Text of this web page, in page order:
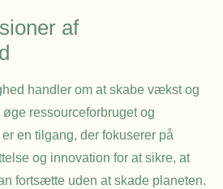
af
handler om at skabe vækst og
ressourceforbruget og
en tilgang, der fokuserer på
og innovation for at sikre, at
fortsætte uden at skade planeten.